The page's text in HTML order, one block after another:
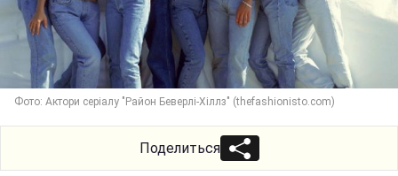
Фото: Актори серіалу "Район Беверлі-Хіллз" (thefashionisto.com)
Поделиться